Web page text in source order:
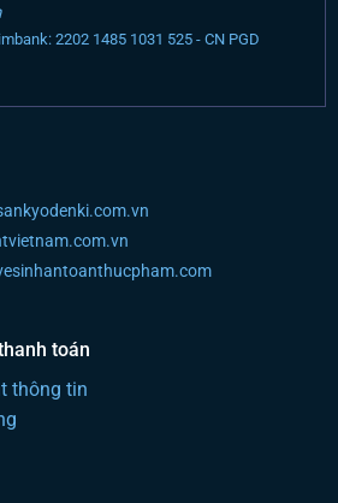
2202 1485 1031 525 - CN PGD
toán
thông tin